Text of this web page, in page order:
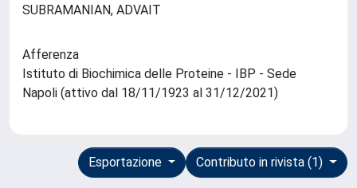
SUBRAMANIAN, ADVAIT
Afferenza
Istituto di Biochimica delle Proteine - IBP - Sede
Napoli (attivo dal 18/11/1923 al 31/12/2021)
Contributo in rivista (1)
Esportazione